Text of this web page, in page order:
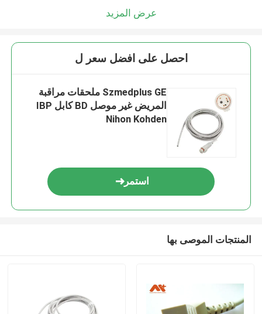
عرض المزيد
احصل على افضل سعر ل
Szmedplus GE ملحقات مراقبة
المريض غير موصل BD كابل IBP
Nihon Kohden
استمر
المنتجات الموصى بها